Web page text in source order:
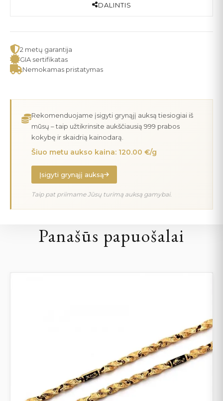
DALINTIS
2 metų garantija
GIA sertifikatas
Nemokamas pristatymas
Rekomenduojame įsigyti grynąjį auksą tiesiogiai iš
mūsų – taip užtikrinsite aukščiausią 999 prabos
kokybę ir skaidrią kainodarą.
Šiuo metu aukso kaina: 120.00 €/g
Įsigyti grynąjį auksą
Taip pat priimame Jūsų turimą auksą gamybai.
Panašūs papuošalai